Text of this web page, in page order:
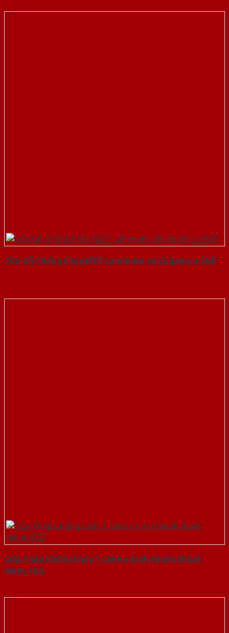
Cửa Gỗ Chống Cháy MDF Laminate van ngang-a-SGD
Cửa Thép Chống Cháy 1 canh o kinh thanh thoat
hiem-SGD